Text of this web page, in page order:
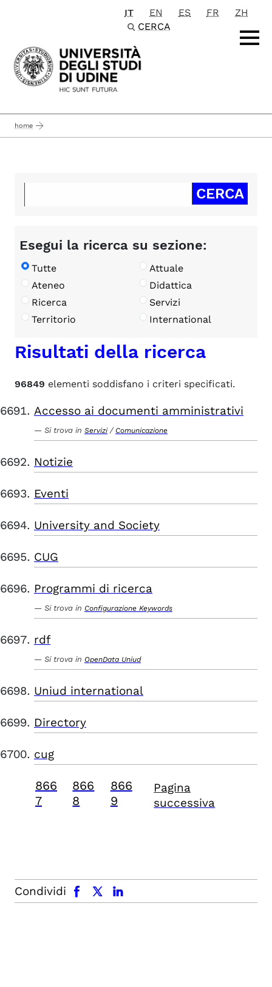
Passa al contenuto principale
IT EN ES FR
ZH
CERCA
home
Esegui la ricerca su sezione:
Tutte
Attuale
Ateneo
Didattica
Ricerca
Servizi
Territorio
International
Risultati della ricerca
96849 elementi soddisfano i criteri specificati.
Accesso ai documenti amministrativi
Si trova in Servizi / Comunicazione
Notizie
Eventi
University and Society
CUG
Programmi di ricerca
Si trova in Configurazione Keywords
rdf
Si trova in OpenData Uniud
Uniud international
Directory
cug
866
7
866
8
866
9
Pagina
successiva
Condividi
facebook x.com linkedin